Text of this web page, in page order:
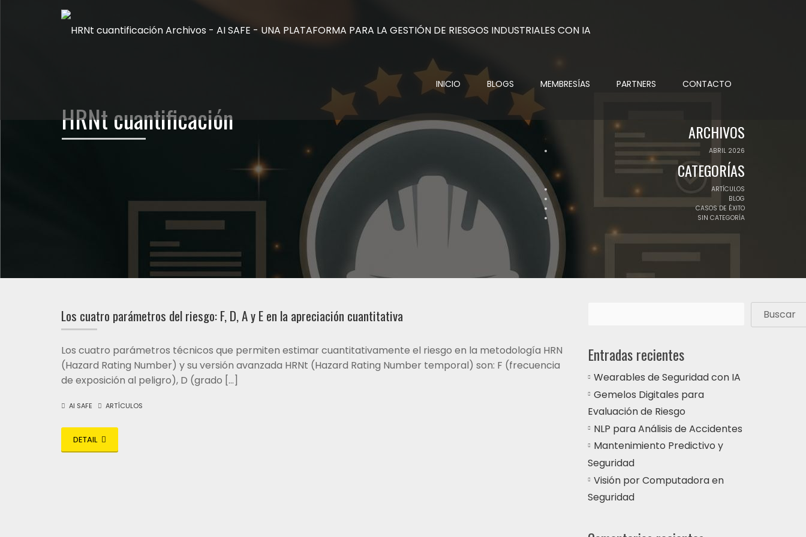
INICIO BLOGS MEMBRESÍAS PARTNERS CONTACTO
HRNt cuantificación ARCHIVOS
ABRIL 2026
CATEGORÍAS
ARTÍCULOS
BLOG
CASOS DE ÉXITO
SIN CATEGORÍA
Los cuatro parámetros del riesgo: F, D, A y E en la apreciación cuantitativa
Los cuatro parámetros técnicos que permiten estimar cuantitativamente el riesgo en la metodología HRN
(Hazard Rating Number) y su versión avanzada HRNt (Hazard Rating Number temporal) son: F (frecuencia
de exposición al peligro), D (grado […]
AI SAFE ARTÍCULOS
DETAIL
Buscar
Entradas recientes
Wearables de Seguridad con IA
Gemelos Digitales para
Evaluación de Riesgo
NLP para Análisis de Accidentes
Mantenimiento Predictivo y
Seguridad
Visión por Computadora en
Seguridad